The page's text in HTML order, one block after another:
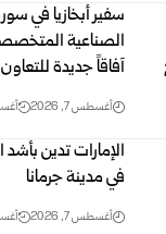
سفير أبخازيا في
الصناعية
آفاقاً جديدة
أغسطس 7, 2026
الإمارات تدين بأشد
في مدينة جرمانا
أغسطس 7, 2026